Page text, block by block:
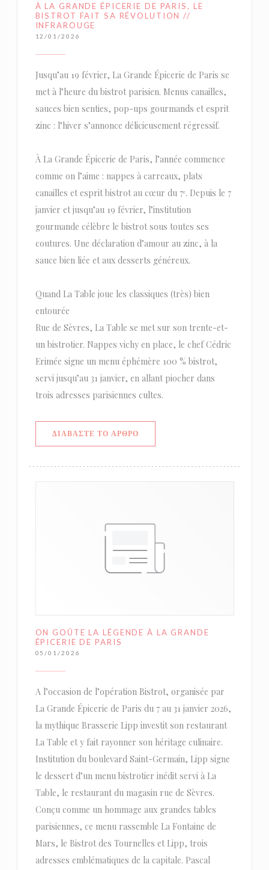
À LA GRANDE ÉPICERIE DE PARIS, LE
BISTROT FAIT SA RÉVOLUTION //
INFRAROUGE
12/01/2026
Jusqu’au 19 février, La Grande Épicerie de Paris se
met à l’heure du bistrot parisien. Menus canailles,
sauces bien senties, pop-ups gourmands et esprit
zinc : l’hiver s’annonce délicieusement régressif.
À La Grande Épicerie de Paris, l’année commence
comme on l’aime : nappes à carreaux, plats
canailles et esprit bistrot au cœur du 7ᵉ. Depuis le 7
janvier et jusqu’au 19 février, l’institution
gourmande célèbre le bistrot sous toutes ses
coutures. Une déclaration d’amour au zinc, à la
sauce bien liée et aux desserts généreux.
Quand La Table joue les classiques (très) bien
entourée
Rue de Sèvres, La Table se met sur son trente-et-
un bistrotier. Nappes vichy en place, le chef Cédric
Erimée signe un menu éphémère 100 % bistrot,
servi jusqu’au 31 janvier, en allant piocher dans
trois adresses parisiennes cultes.
ΔΙΑΒΆΣΤΕ ΤΟ ΆΡΘΡΟ((ΑΝΟΊΓΕΙ ΣΕ ΝΈΟ ΠΑΡΆΘΥΡΟ))
ON GOÛTE LA LÉGENDE À LA GRANDE
ÉPICERIE DE PARIS
05/01/2026
A l’occasion de l’opération Bistrot, organisée par
La Grande Épicerie de Paris du 7 au 31 janvier 2026,
la mythique Brasserie Lipp investit son restaurant
La Table et y fait rayonner son héritage culinaire.
Institution du boulevard Saint-Germain, Lipp signe
le dessert d’un menu bistrotier inédit servi à La
Table, le restaurant du magasin rue de Sèvres.
Conçu comme un hommage aux grandes tables
parisiennes, ce menu rassemble La Fontaine de
Mars, le Bistrot des Tournelles et Lipp, trois
adresses emblématiques de la capitale. Pascal